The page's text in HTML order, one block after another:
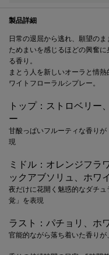
製品詳細
日常の退屈から逃れ、願望の
ためまいを感じるほどの興奮
る香り。
まとう人を新しいオーラと情
ワイトフローラルシプレー。
トップ：ストロベリー
ー
甘酸っぱいフルーティな香り
現
ミドル：オレンジフラ
ックアブソリュ、ホワ
夜だけに花開く魅惑的なダチ
覚」を表現
ラスト：パチョリ、ホ
官能的ながら落ち着いた香り